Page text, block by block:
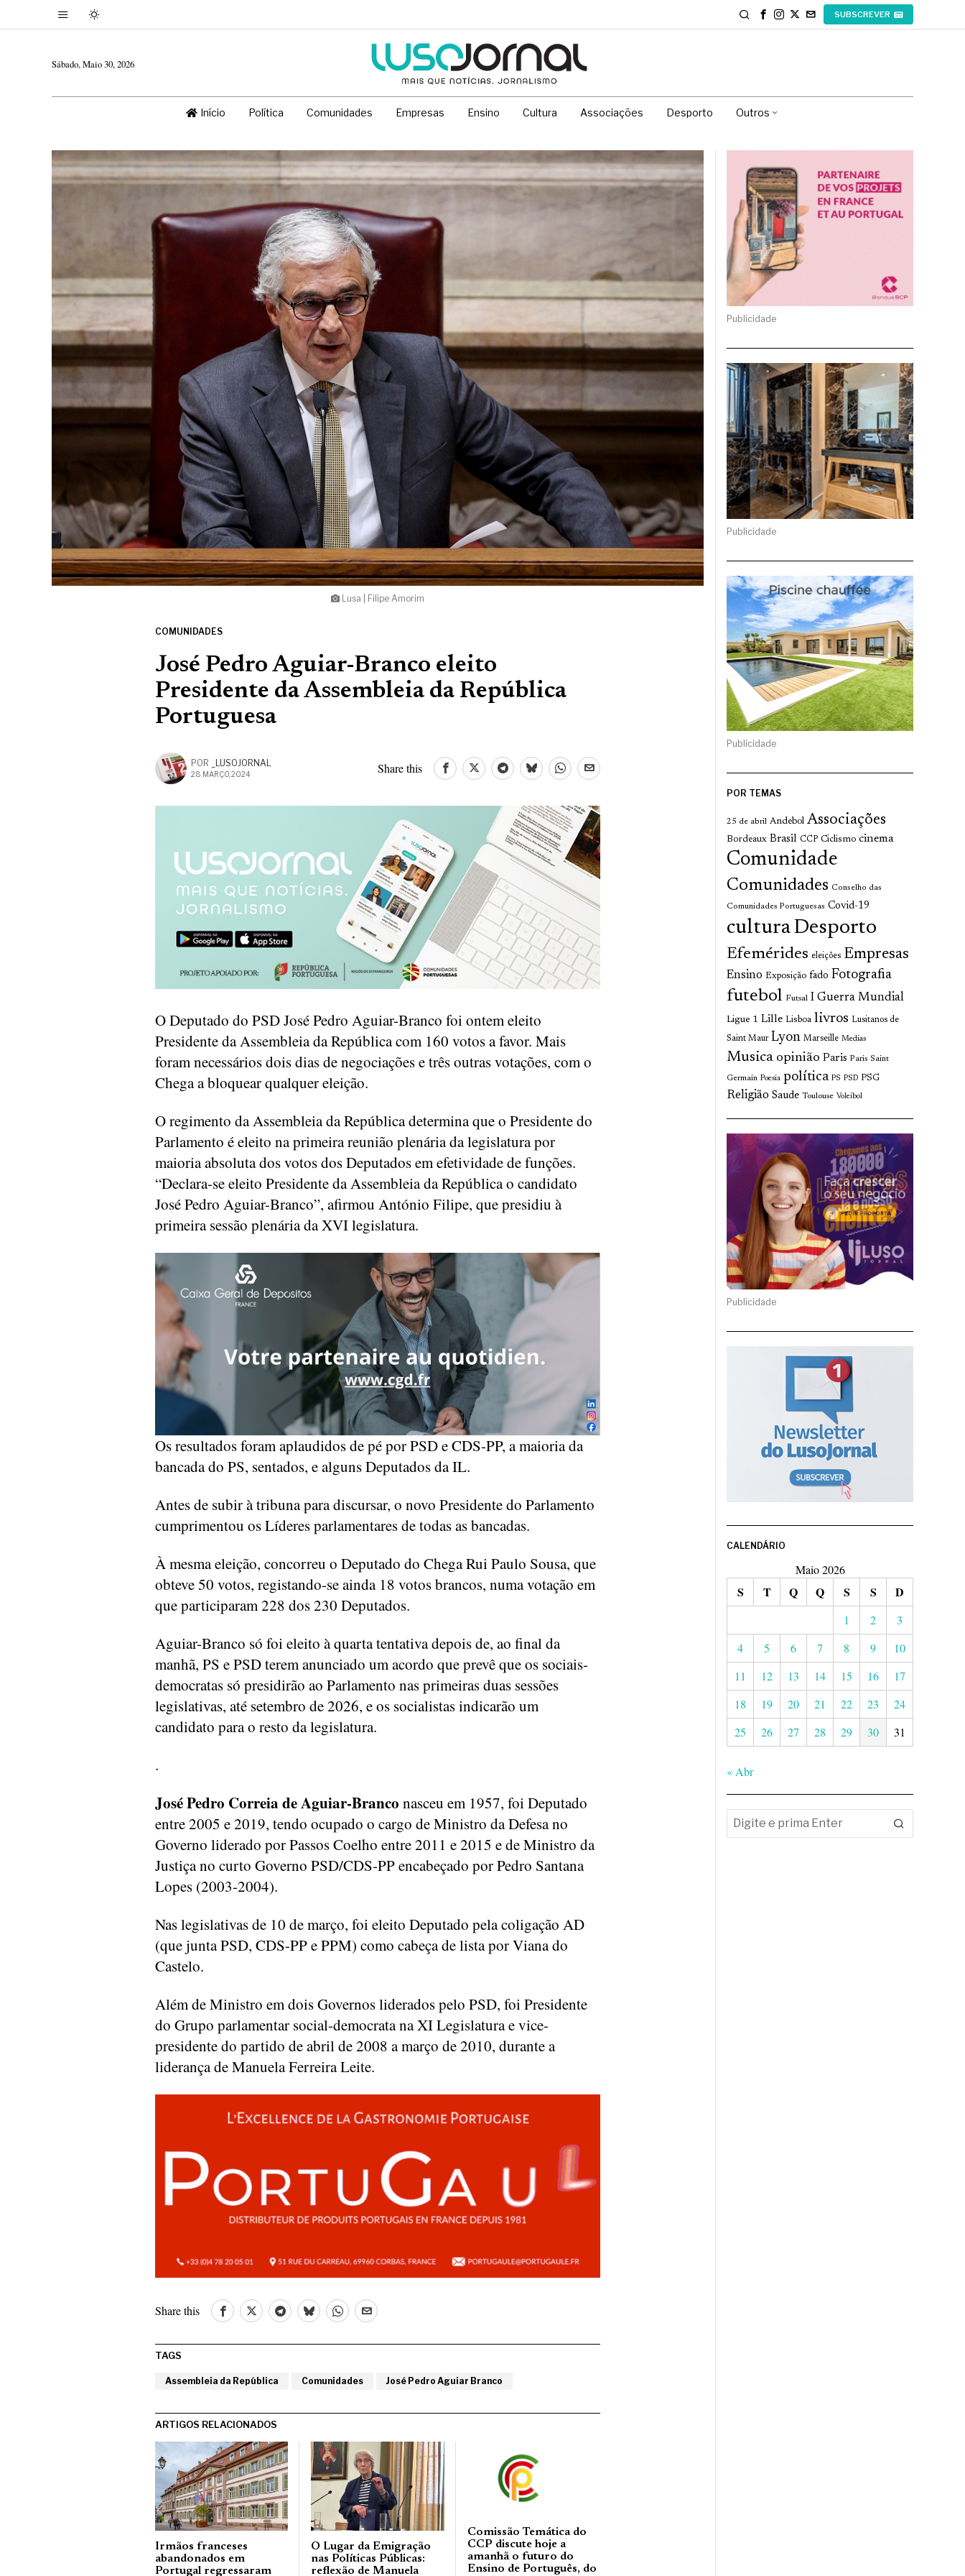
SUBSCREVER
Sábado, Maio 30, 2026
Início Política Comunidades Empresas Ensino Cultura Associações Desporto Outros
Lusa | Filipe Amorim
COMUNIDADES
José Pedro Aguiar-Branco eleito
Presidente da Assembleia da República
Portuguesa
POR _LUSOJORNAL
28 MARÇO, 2024 Share this
O Deputado do PSD José Pedro Aguiar-Branco foi ontem eleito
Presidente da Assembleia da República com 160 votos a favor. Mais
foram necessários dois dias de negociações e três outras votações, com o
Chega a bloquear qualquer eleição.
O regimento da Assembleia da República determina que o Presidente do
Parlamento é eleito na primeira reunião plenária da legislatura por
maioria absoluta dos votos dos Deputados em efetividade de funções.
“Declara-se eleito Presidente da Assembleia da República o candidato
José Pedro Aguiar-Branco”, afirmou António Filipe, que presidiu à
primeira sessão plenária da XVI legislatura.
Os resultados foram aplaudidos de pé por PSD e CDS-PP, a maioria da
bancada do PS, sentados, e alguns Deputados da IL.
Antes de subir à tribuna para discursar, o novo Presidente do Parlamento
cumprimentou os Líderes parlamentares de todas as bancadas.
À mesma eleição, concorreu o Deputado do Chega Rui Paulo Sousa, que
obteve 50 votos, registando-se ainda 18 votos brancos, numa votação em
que participaram 228 dos 230 Deputados.
Aguiar-Branco só foi eleito à quarta tentativa depois de, ao final da
manhã, PS e PSD terem anunciado um acordo que prevê que os sociais-
democratas só presidirão ao Parlamento nas primeiras duas sessões
legislativas, até setembro de 2026, e os socialistas indicarão um
candidato para o resto da legislatura.
.
José Pedro Correia de Aguiar-Branco nasceu em 1957, foi Deputado
entre 2005 e 2019, tendo ocupado o cargo de Ministro da Defesa no
Governo liderado por Passos Coelho entre 2011 e 2015 e de Ministro da
Justiça no curto Governo PSD/CDS-PP encabeçado por Pedro Santana
Lopes (2003-2004).
Nas legislativas de 10 de março, foi eleito Deputado pela coligação AD
(que junta PSD, CDS-PP e PPM) como cabeça de lista por Viana do
Castelo.
Além de Ministro em dois Governos liderados pelo PSD, foi Presidente
do Grupo parlamentar social-democrata na XI Legislatura e vice-
presidente do partido de abril de 2008 a março de 2010, durante a
liderança de Manuela Ferreira Leite.
Share this
TAGS
Assembleia da República Comunidades José Pedro Aguiar Branco
ARTIGOS RELACIONADOS
Irmãos franceses
abandonados em
Portugal regressaram
O Lugar da Emigração
nas Políticas Públicas:
reflexão de Manuela
Comissão Temática do
CCP discute hoje a
amanhã o futuro do
Ensino de Português, do
Publicidade
Publicidade
Publicidade
POR TEMAS
25 de abril Andebol Associações
Bordeaux Brasil CCP Ciclismo cinema
Comunidade
Comunidades Conselho das
Comunidades Portuguesas Covid-19
culturaDesporto
Efemérides eleições Empresas
Ensino Exposição fado Fotografia
futebol Futsal I Guerra Mundial
Ligue 1 Lille Lisboa livros Lusitanos de
Saint Maur Lyon Marseille Medias
Musica opinião Paris Paris Saint
Germain Poesia política PS PSD PSG
Religião Saude Toulouse Voleibol
Publicidade
CALENDÁRIO
Maio 2026
S T Q Q S S D
1 2
3
4
5 6 7 8 9
10
11
12 13 14 15 16
17
18
19 20 21 22 23
24
25
26 27 28 29 30 31
« Abr